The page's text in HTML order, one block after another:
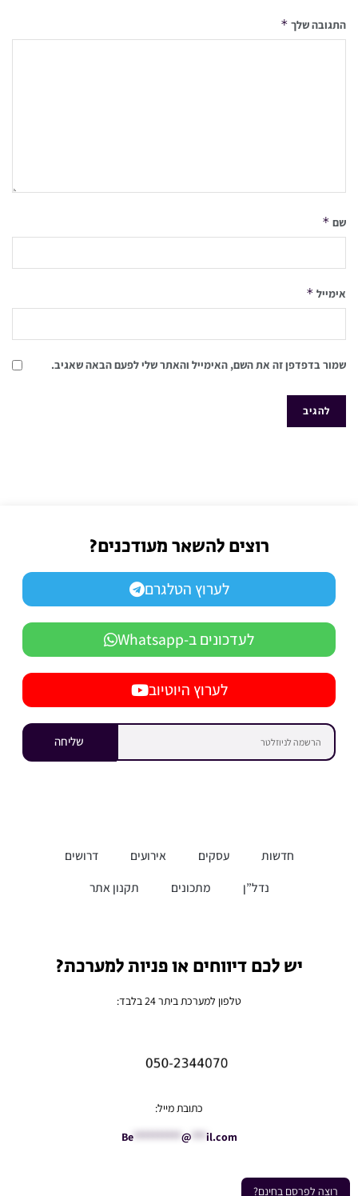
התגובה שלך *
שם *
אימייל *
שמור בדפדפן זה את השם, האימייל והאתר שלי לפעם הבאה שאגיב.
רוצה לפרסם בחינם?
רוצים להשאר מעודכנים?
לערוץ הטלגרם
לעדכונים ב-Whatsapp
לערוץ היוטיוב
שליחה
חדשות עסקים אירועים
דרושים
נדל”ן
מתכונים תקנון אתר
יש לכם דיווחים או פניות למערכת?
טלפון למערכת ביתר 24 בלבד:
כתובת מייל:
Be********** @ *** il.com